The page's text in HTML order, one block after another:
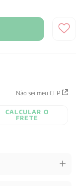
Não sei meu CEP
CALCULAR O
FRETE